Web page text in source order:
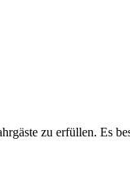
zu erfüllen. Es